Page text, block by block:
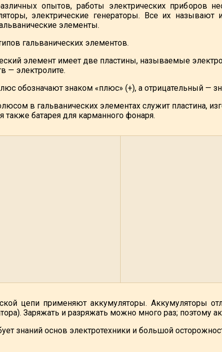
опытов, работы электрических приборов
электрические генераторы. Все их называют
элементы.
гальванических элементов.
элемент имеет две пластины, называемые
— электролите.
обозначают знаком «плюс» (+), а отрицательный —
в гальванических элементах служит пластина,
также батарея для карманного фонаря.
цепи применяют аккумуляторы. Аккумуляторы
Заряжать и разряжать можно много раз; поэтому
знаний основ электротехники и большой